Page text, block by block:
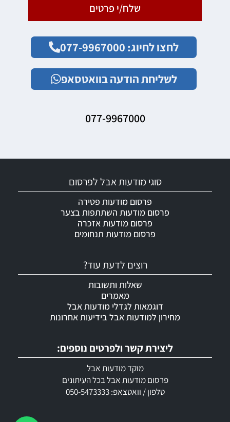
שלח/י פרטים
לחצו לחיוג: 077-9967000
לשליחת הודעה בוואטסאפ
077-9967000
ליצירת קשר ולפרטים נוספים:
מוקד מודעות אבל
פרסום מודעות אבל בכל העיתונים
טלפון / וואטצאפ: 050-5473333
רוצים לדעת עוד?
שאלות ותשובות
מאמרים
דוגמאות לגדלי מודעות אבל
מחירון למודעות אבל בידיעות אחרונות
סוגי מודעות אבל לפרסום
פרסום מודעות פטירה
פרסום מודעות השתתפות בצער
פרסום מודעות אזכרה
פרסום מודעות תנחומים